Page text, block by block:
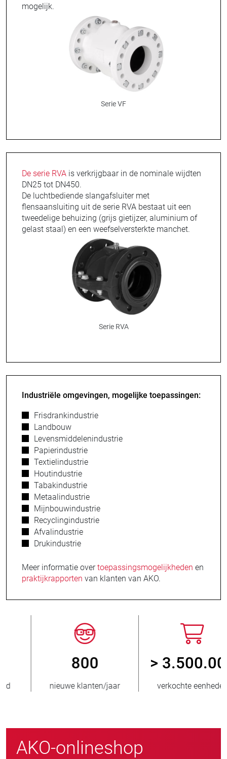
mogelijk.
Serie VF
De serie RVA is verkrijgbaar in de nominale wijdten
DN25 tot DN450.
De luchtbediende slangafsluiter met
flensaansluiting uit de serie RVA bestaat uit een
tweedelige behuizing (grijs gietijzer, aluminium of
gelast staal) en een weefselversterkte manchet.
Serie RVA
Industriële omgevingen, mogelijke toepassingen:
Frisdrankindustrie
Landbouw
Levensmiddelenindustrie
Papierindustrie
Textielindustrie
Houtindustrie
Tabakindustrie
Metaalindustrie
Mijnbouwindustrie
Recyclingindustrie
Afvalindustrie
Drukindustrie
Meer informatie overtoepassingsmogelijkheden en
praktijkrapporten van klanten van AKO.
800
nieuwe klanten/jaar
> 3.500.000
verkochte eenheden
AKO-onlineshop